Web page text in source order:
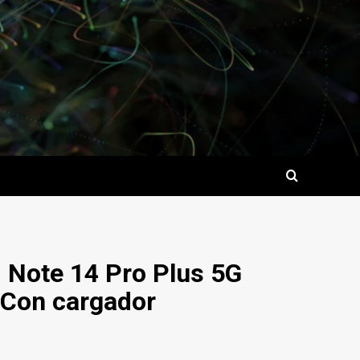
14 Pro Plus 5G
cargador